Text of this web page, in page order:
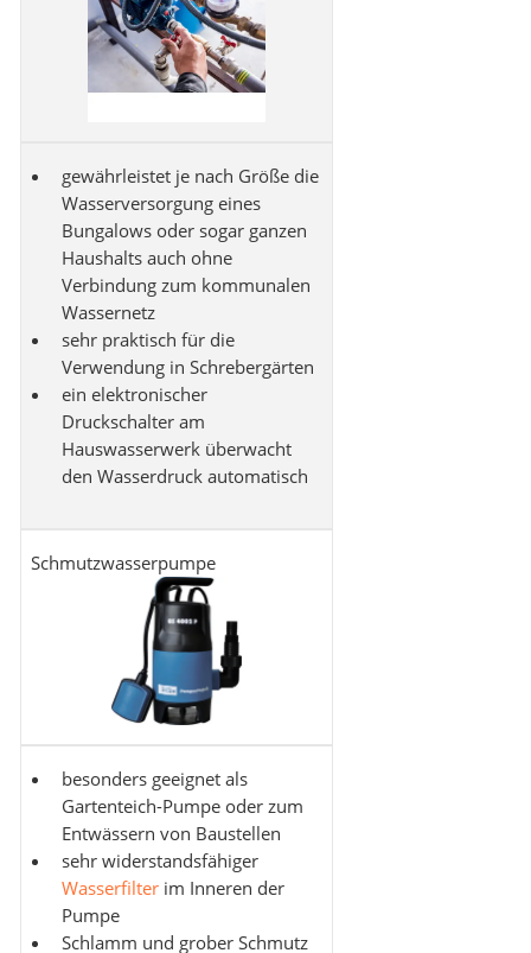
gewährleistet je nach Größe die
Wasserversorgung eines
Bungalows oder sogar ganzen
Haushalts auch ohne
Verbindung zum kommunalen
Wassernetz
sehr praktisch für die
Verwendung in Schrebergärten
ein elektronischer
Druckschalter am
Hauswasserwerk überwacht
den Wasserdruck automatisch
Schmutzwasserpumpe
besonders geeignet als
Gartenteich-Pumpe oder zum
Entwässern von Baustellen
sehr widerstandsfähiger
Wasserfilter im Inneren der
Pumpe
Schlamm und grober Schmutz